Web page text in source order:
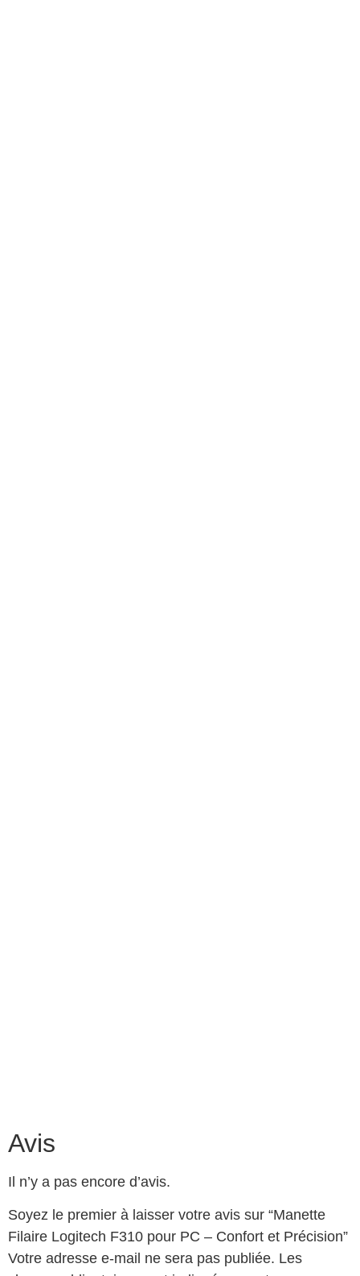
Avis
Il n’y a pas encore d’avis.
Soyez le premier à laisser votre avis sur “Manette
Filaire Logitech F310 pour PC – Confort et Précision”
Votre adresse e-mail ne sera pas publiée. Les